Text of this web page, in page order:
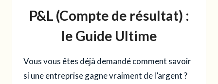
LE
GUIDE
ULTIME
P&L (Compte de résultat) :
le Guide Ultime
Vous vous êtes déjà demandé comment savoir
si une entreprise gagne vraiment de l’argent ?